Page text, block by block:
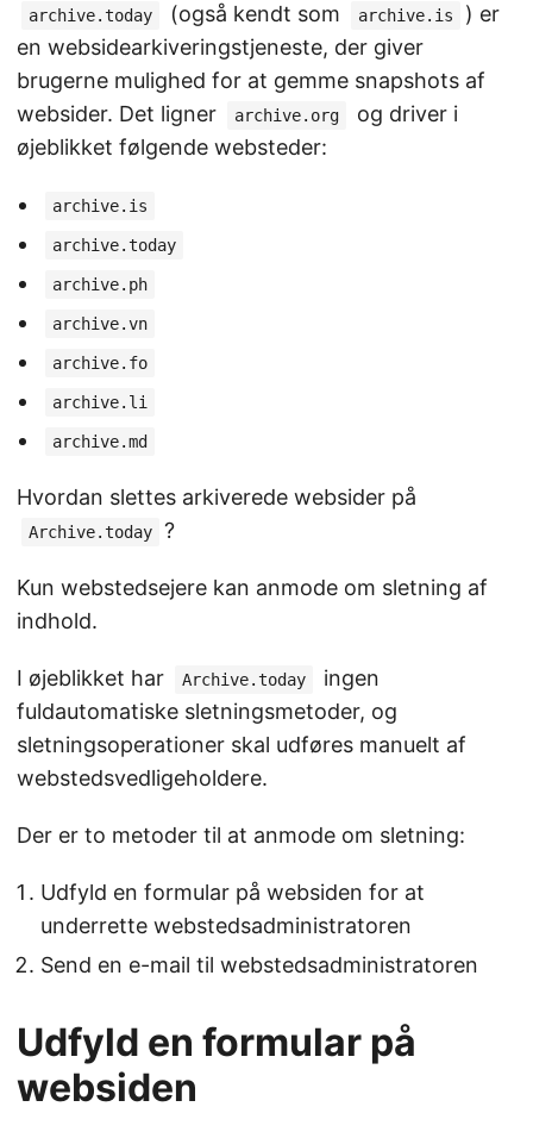
archive.today (også kendt som archive.is
) er
en websidearkiveringstjeneste, der giver
brugerne mulighed for at gemme snapshots af
websider. Det ligner
archive.org
og driver i
øjeblikket følgende websteder:
archive.is
archive.today
archive.ph
archive.vn
archive.fo
archive.li
archive.md
Hvordan slettes arkiverede websider på
Archive.today ?
Kun webstedsejere kan anmode om sletning af
indhold.
I øjeblikket har Archive.today
ingen
fuldautomatiske sletningsmetoder, og
sletningsoperationer skal udføres manuelt af
webstedsvedligeholdere.
Der er to metoder til at anmode om sletning:
Udfyld en formular på websiden for at
underrette webstedsadministratoren
Send en e-mail til webstedsadministratoren
Udfyld en formular på
websiden